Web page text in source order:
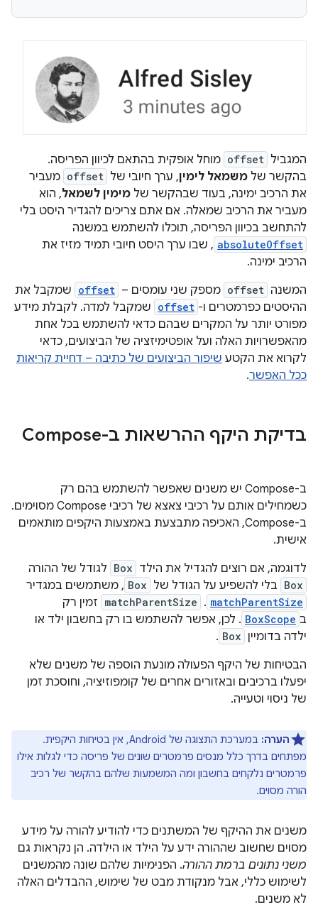
המגביל offset מוחל אופקית בהתאם לכיוון הפריסה.
בהקשר של משמאל לימין, ערך חיובי של offset מעביר
את הרכיב ימינה, בעוד שבהקשר של מימין לשמאל, הוא
מעביר את הרכיב שמאלה. אם אתם צריכים להגדיר היסט בלי
להתחשב בכיוון הפריסה, תוכלו להשתמש במשנה
absoluteOffset , שבו ערך היסט חיובי תמיד מזיז את
הרכיב ימינה.
המשנה offset מספק שני עומסים – offset שמקבל את
ההיסטים כפרמטרים ו- offset שמקבל למדה. לקבלת מידע
מפורט יותר על המקרים שבהם כדאי להשתמש בכל אחת
מהאפשרויות האלה ועל אופטימיזציה של הביצועים, כדאי
לקרוא את הקטע שיפור הביצועים של כתיבה – דחיית קריאות
ככל האפשר.
בדיקת היקף ההרשאות ב-Compose
ב-Compose יש משנים שאפשר להשתמש בהם רק
כשמחילים אותם על רכיבי צאצא של רכיבי Compose מסוימים.
ב-Compose, האכיפה מתבצעת באמצעות היקפים מותאמים
אישית.
לדוגמה, אם רוצים להגדיל את הילד Box לגודל של ההורה
Box בלי להשפיע על הגודל של Box , משתמשים במגדיר
matchParentSize
. ‫
matchParentSize זמין רק
ב BoxScope . לכן, אפשר להשתמש בו רק בחשבון ילד או
ילדה בדומיין Box
.
הבטיחות של היקף הפעולה מונעת הוספה של משנים שלא
יפעלו ברכיבים ובאזורים אחרים של קומפוזיציה, וחוסכת זמן
של ניסוי וטעייה.
הערה:
במערכת התצוגה של Android, אין בטיחות היקפית.
מפתחים בדרך כלל מנסים פרמטרים שונים של פריסה כדי לגלות אילו
פרמטרים נלקחים בחשבון ומה המשמעות שלהם בהקשר של רכיב
הורה מסוים.
משנים את ההיקף של המשתנים כדי להודיע להורה על מידע
מסוים שחשוב שההורה ידע על הילד או הילדה. הן נקראות גם
משני נתונים ברמת ההורה. הפנימיות שלהם שונה מהמשנים
לשימוש כללי, אבל מנקודת מבט של שימוש, ההבדלים האלה
לא משנים.